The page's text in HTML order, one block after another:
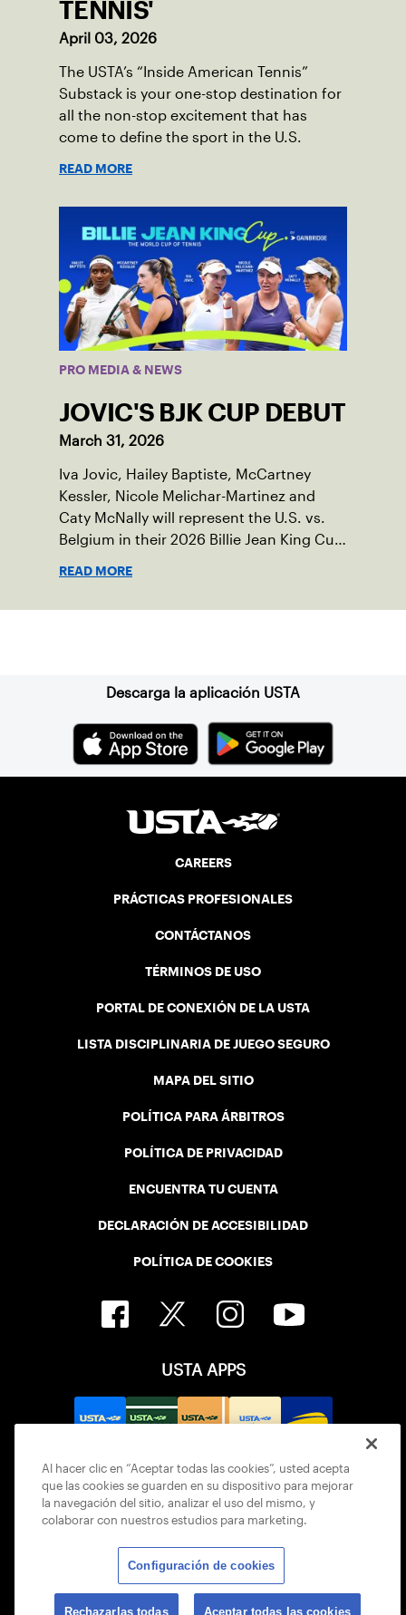
TENNIS'
April 03, 2026
The USTA’s “Inside American Tennis”
Substack is your one-stop destination for
all the non-stop excitement that has
come to define the sport in the U.S.
READ MORE
PRO MEDIA & NEWS
JOVIC'S BJK CUP DEBUT
March 31, 2026
Iva Jovic, Hailey Baptiste, McCartney
Kessler, Nicole Melichar-Martinez and
Caty McNally will represent the U.S. vs.
Belgium in their 2026 Billie Jean King Cup
READ MORE
Descarga la aplicación USTA
CAREERS
PRÁCTICAS PROFESIONALES
CONTÁCTANOS
TÉRMINOS DE USO
PORTAL DE CONEXIÓN DE LA USTA
LISTA DISCIPLINARIA DE JUEGO SEGURO
MAPA DEL SITIO
POLÍTICA PARA ÁRBITROS
POLÍTICA DE PRIVACIDAD
ENCUENTRA TU CUENTA
DECLARACIÓN DE ACCESIBILIDAD
POLÍTICA DE COOKIES
USTA APPS
© 2026 USTA ALL RIGHTS RESERVED
Al hacer clic en “Aceptar todas las cookies”, usted acepta
que las cookies se guarden en su dispositivo para mejorar
la navegación del sitio, analizar el uso del mismo, y
colaborar con nuestros estudios para marketing.
Configuración de cookies
Rechazarlas todas Aceptar todas las cookies